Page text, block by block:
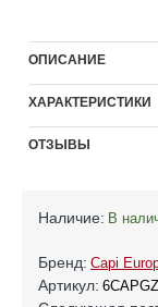
ОПИСАНИЕ
ХАРАКТЕРИСТИКИ
ОТЗЫВЫ
Наличие: В
Бренд: Capi
Артикул: